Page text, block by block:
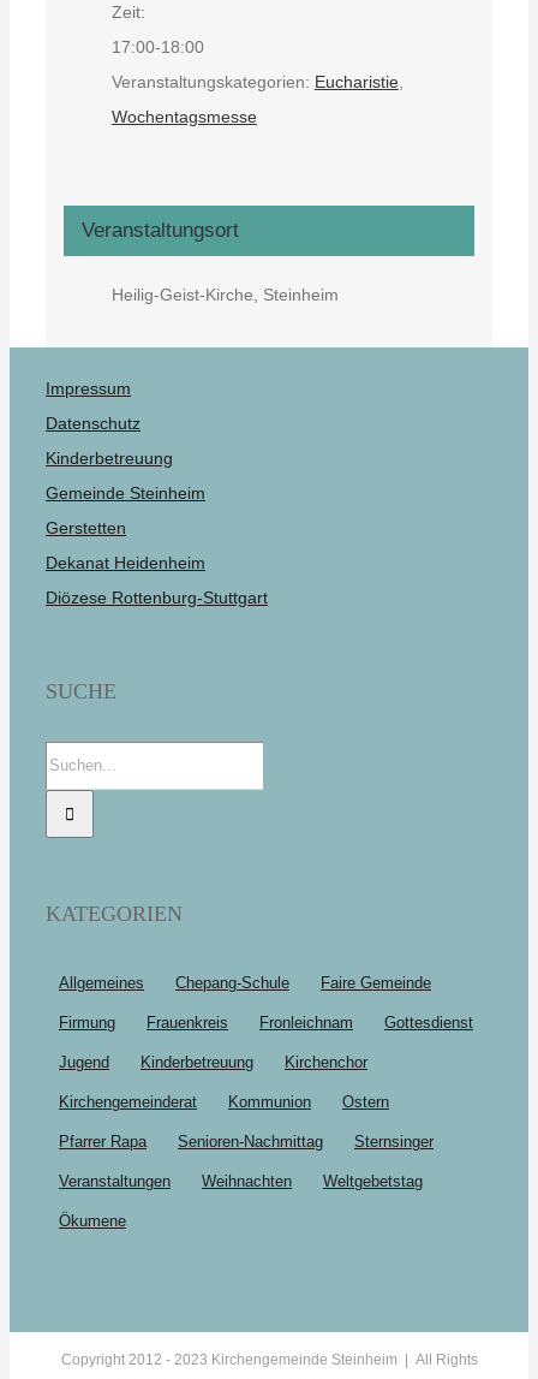
Zeit:
17:00-18:00
Veranstaltungskategorien: Eucharistie,
Wochentagsmesse
Veranstaltungsort
Heilig-Geist-Kirche, Steinheim
Impressum
Datenschutz
Kinderbetreuung
Gemeinde Steinheim
Gerstetten
Dekanat Heidenheim
Diözese Rottenburg-Stuttgart
SUCHE
Suche
nach:
KATEGORIEN
Allgemeines Chepang-Schule Faire Gemeinde
Firmung Frauenkreis Fronleichnam Gottesdienst
Jugend Kinderbetreuung Kirchenchor
Kirchengemeinderat Kommunion Ostern
Pfarrer Rapa Senioren-Nachmittag Sternsinger
Veranstaltungen Weihnachten Weltgebetstag
Ökumene
Copyright 2012 - 2023 Kirchengemeinde Steinheim | All Rights